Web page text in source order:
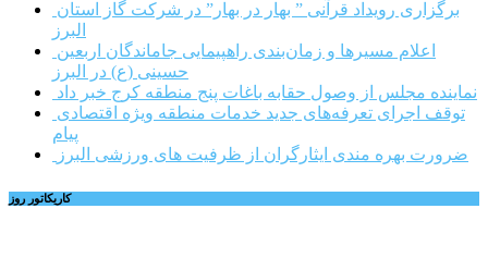
البرز
حسینی (ع) در البرز
نماینده مجلس از وصول حقابه باغات پنج منطقه کرج خبر داد
پیام
ضرورت بهره مندی ایثارگران از ظرفیت های ورزشی البرز
کاریکاتور روز